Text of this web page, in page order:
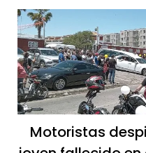
Motoristas